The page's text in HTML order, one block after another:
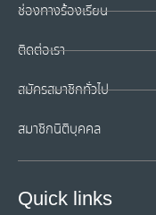
ช่องทางร้องเรียน
ติดต่อเรา
สมัครสมาชิกทั่วไป
สมาชิกนิติบุคคล
Quick links